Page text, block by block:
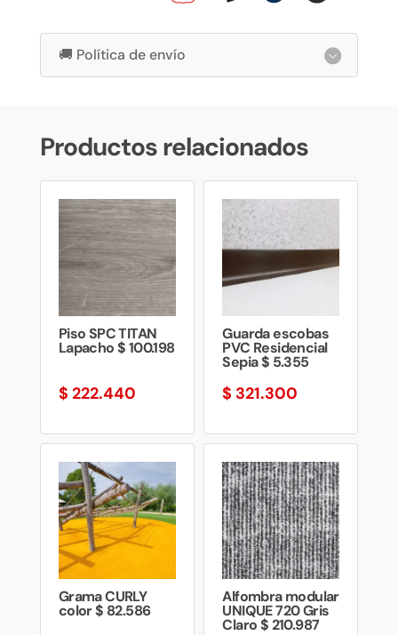
🚚 Política de envío
Productos relacionados
Piso SPC TITAN
Lapacho $ 100.198
$ 222.440
Guarda escobas
PVC Residencial
Sepia $ 5.355
$ 321.300
Grama CURLY
color $ 82.586
Alfombra modular
UNIQUE 720 Gris
Claro $ 210.987